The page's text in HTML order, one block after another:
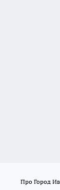
Про Город